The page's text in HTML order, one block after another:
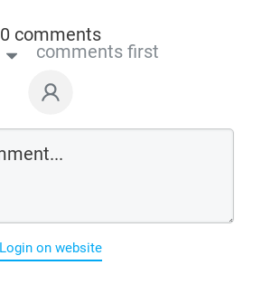
0 comments
comments first
Login on website